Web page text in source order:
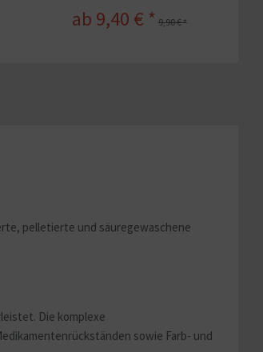
ab 9,40 € * 9,90 € *
pelletierte und säuregewaschene
Die komplexe
sowie Farb- und